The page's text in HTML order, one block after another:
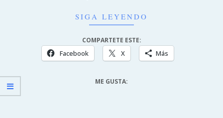
SIGA LEYENDO
COMPARTETE ESTE:
Facebook X Más
ME GUSTA: